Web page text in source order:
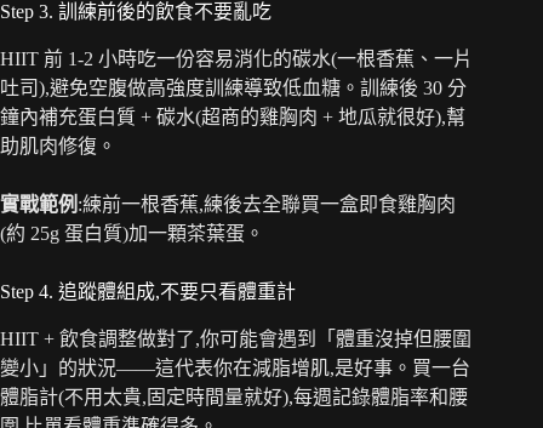
Step 3. 訓練前後的飲食不要亂吃
HIIT 前 1-2 小時吃一份容易消化的碳水(一根香蕉、一片
吐司),避免空腹做高強度訓練導致低血糖。訓練後 30 分
鐘內補充蛋白質 + 碳水(超商的雞胸肉 + 地瓜就很好),幫
助肌肉修復。
實戰範例 :練前一根香蕉,練後去全聯買一盒即食雞胸肉
(約 25g 蛋白質)加一顆茶葉蛋。
Step 4. 追蹤體組成,不要只看體重計
HIIT + 飲食調整做對了,你可能會遇到「體重沒掉但腰圍
變小」的狀況——這代表你在減脂增肌,是好事。買一台
體脂計(不用太貴,固定時間量就好),每週記錄體脂率和腰